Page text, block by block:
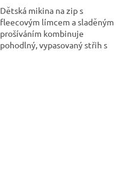
Dětská mikina na zip s
fleecovým límcem a sladěným
prošíváním kombinuje
pohodlný, vypasovaný střih s